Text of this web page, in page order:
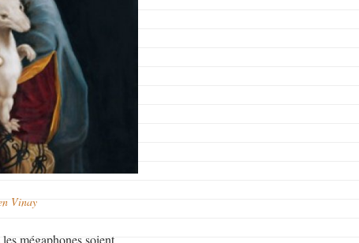
Vinay
mégaphones soient